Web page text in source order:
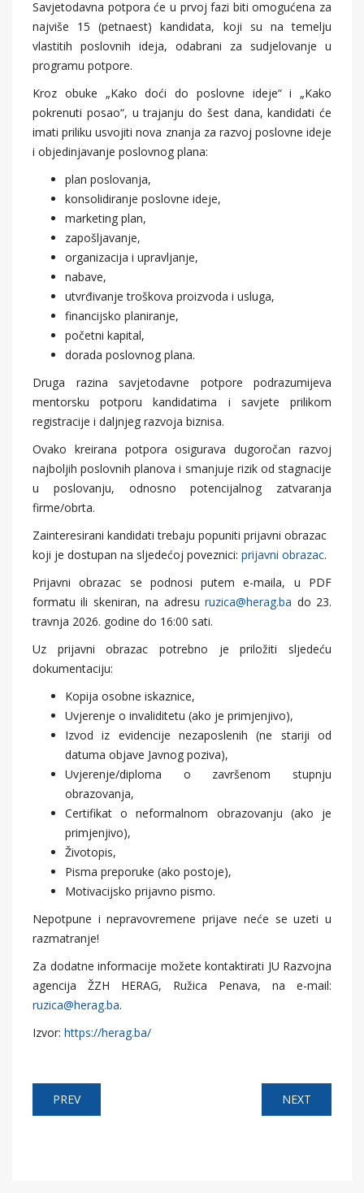
Savjetodavna potpora će u prvoj fazi biti omogućena za
najviše 15 (petnaest) kandidata, koji su na temelju
vlastitih poslovnih ideja, odabrani za sudjelovanje u
programu potpore.
Kroz obuke „Kako doći do poslovne ideje“ i „Kako
pokrenuti posao“, u trajanju do šest dana, kandidati će
imati priliku usvojiti nova znanja za razvoj poslovne ideje
i objedinjavanje poslovnog plana:
plan poslovanja,
konsolidiranje poslovne ideje,
marketing plan,
zapošljavanje,
organizacija i upravljanje,
nabave,
utvrđivanje troškova proizvoda i usluga,
financijsko planiranje,
početni kapital,
dorada poslovnog plana.
Druga razina savjetodavne potpore podrazumijeva
mentorsku potporu kandidatima i savjete prilikom
registracije i daljnjeg razvoja biznisa.
Ovako kreirana potpora osigurava dugoročan razvoj
najboljih poslovnih planova i smanjuje rizik od stagnacije
u poslovanju, odnosno potencijalnog zatvaranja
firme/obrta.
Zainteresirani kandidati trebaju popuniti prijavni obrazac
koji je dostupan na sljedećoj poveznici: prijavni obrazac.
Prijavni obrazac se podnosi putem e-maila, u PDF
formatu ili skeniran, na adresuruzica@herag.ba do 23.
travnja 2026. godine do 16:00 sati.
Uz prijavni obrazac potrebno je priložiti sljedeću
dokumentaciju:
Kopija osobne iskaznice,
Uvjerenje o invaliditetu (ako je primjenjivo),
Izvod iz evidencije nezaposlenih (ne stariji od
datuma objave Javnog poziva),
Uvjerenje/diploma o završenom stupnju
obrazovanja,
Certifikat o neformalnom obrazovanju (ako je
primjenjivo),
Životopis,
Pisma preporuke (ako postoje),
Motivacijsko prijavno pismo.
Nepotpune i nepravovremene prijave neće se uzeti u
razmatranje!
Za dodatne informacije možete kontaktirati JU Razvojna
agencija ŽZH HERAG, Ružica Penava, na e-mail:
ruzica@herag.ba.
Izvor: https://herag.ba/
PREV NEXT